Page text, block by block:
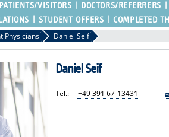
PATIENTS/VISITORS DOCTORS/REFERRERS
STUDENT OFFERS COMPLETED
Physicians Daniel Seif
Daniel Seif
Tel.: +49 391 67-13431